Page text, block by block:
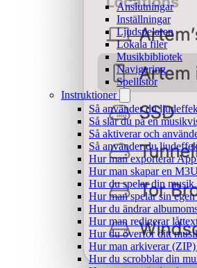
Anslutningar
Inställningar
Ljudspelaren
Lokala filer
Musikbibliotek
Navigering
Spellistor
Instruktioner
Så använder du
Så slår du på en
Så aktiverar och
Så använder du
Hur man exporterar
Hur man skapar en
Hur du spelar din
Hur man spelar sin
Hur du ändrar
Hur man redigerar
Hur du överför ditt
Hur man arkiverar
Hur du scrobblar din